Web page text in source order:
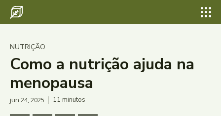
NUTRIÇÃO
Como a nutrição ajuda na
menopausa
jun 24, 2025 11 minutos